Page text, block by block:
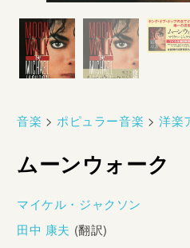
音楽 > ポピュラー音楽 >洋楽
ムーンウォーク
マイケル・ジャクソン
田中 康夫 (翻訳)